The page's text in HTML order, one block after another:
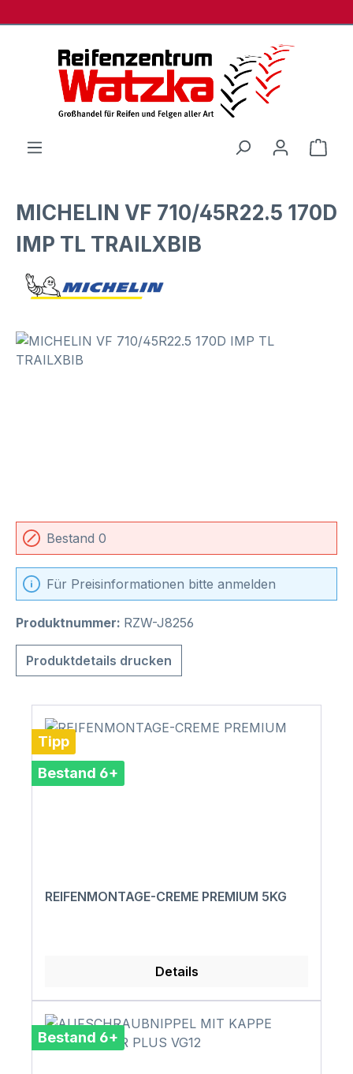
MICHELIN VF 710/45R22.5 170D
IMP TL TRAILXBIB
Bildergalerie überspringen
Bestand 0
Für Preisinformationen bitte anmelden
Produktnummer: RZW-J8256
Produktdetails drucken
Tipp
Bestand 6+
REIFENMONTAGE-CREME PREMIUM 5KG
Details
Bestand 6+